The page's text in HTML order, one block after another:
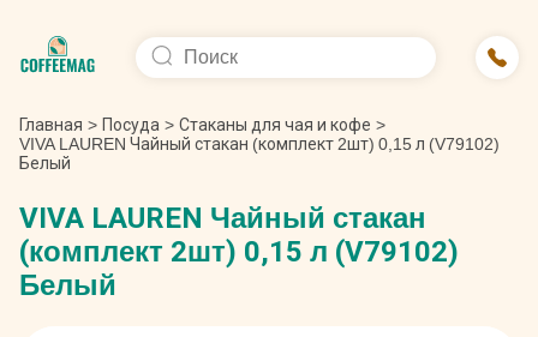
Главная > Посуда > Стаканы для чая и кофе >
VIVA LAUREN Чайный стакан (комплект 2шт) 0,15 л (V79102)
Белый
VIVA LAUREN Чайный стакан
(комплект 2шт) 0,15 л (V79102)
Белый